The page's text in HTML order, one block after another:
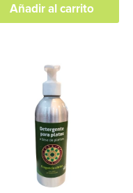
Añadir al carrito